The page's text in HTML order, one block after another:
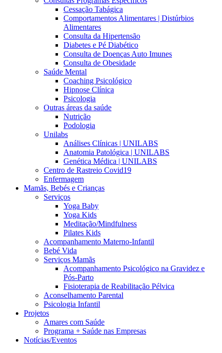
Cessação Tabágica
Comportamentos Alimentares | Distúrbios
Alimentares
Consulta da Hipertensão
Diabetes e Pé Diabético
Consulta de Doenças Auto Imunes
Consulta de Obesidade
Saúde Mental
Coaching Psicológico
Hipnose Clínica
Psicologia
Outras áreas da saúde
Nutrição
Podologia
Unilabs
Análises Clínicas | UNILABS
Anatomia Patológica | UNILABS
Genética Médica | UNILABS
Centro de Rastreio Covid19
Enfermagem
Mamãs, Bebés e Crianças
Serviços
Yoga Baby
Yoga Kids
Meditação/Mindfulness
Pilates Kids
Acompanhamento Materno-Infantil
Bebé Vida
Serviços Mamãs
Acompanhamento Psicológico na Gravidez e
Pós-Parto
Fisioterapia de Reabilitação Pélvica
Aconselhamento Parental
Psicologia Infantil
Projetos
Amares com Saúde
Programa + Saúde nas Empresas
Notícias/Eventos